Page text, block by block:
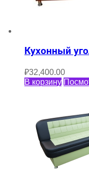
Кухонный
₽32,400.00
В корзину